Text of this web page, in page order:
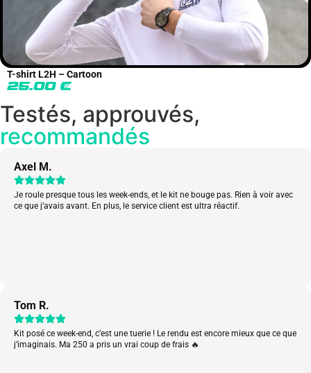
T-shirt L2H – Cartoon
25.00 €
Testés, approuvés,
recommandés
Axel M.
Je roule presque tous les week-ends, et le kit ne bouge pas. Rien à voir avec
ce que j’avais avant. En plus, le service client est ultra réactif.
Tom R.
Kit posé ce week-end, c’est une tuerie ! Le rendu est encore mieux que ce que
j’imaginais. Ma 250 a pris un vrai coup de frais 🔥